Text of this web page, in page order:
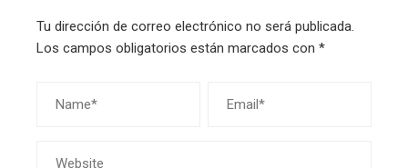
Tu dirección de correo electrónico no será publicada.
Los campos obligatorios están marcados con *